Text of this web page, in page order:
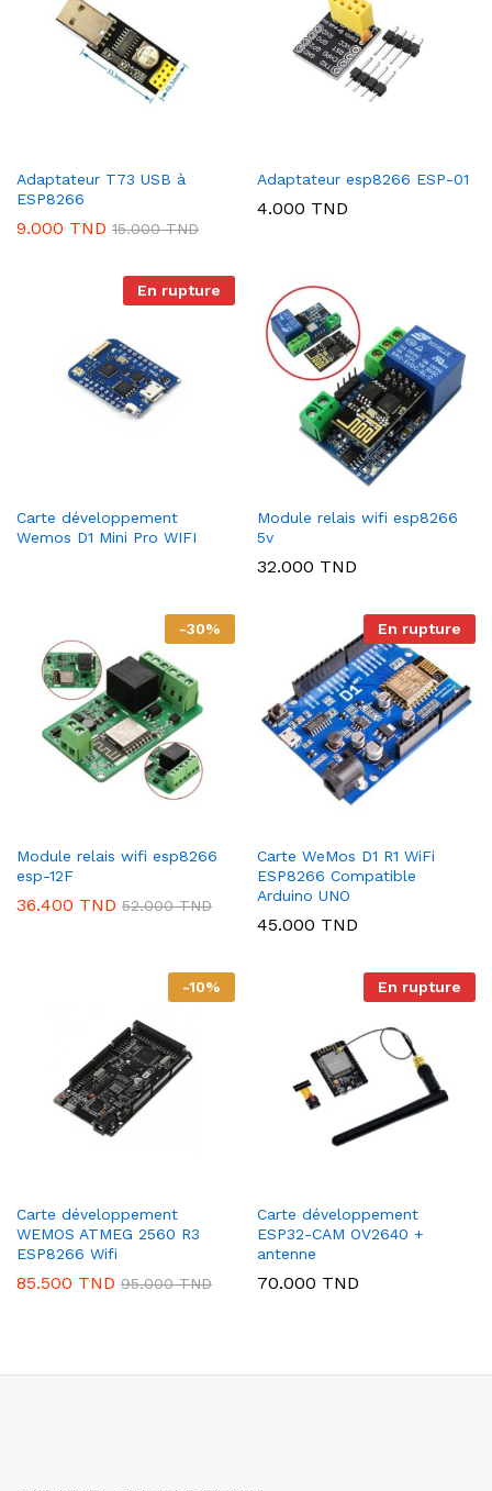
Adaptateur T73 USB à
ESP8266
9.000 TND 15.000TND
Adaptateur esp8266 ESP-01
4.000 TND
En rupture
Carte développement
Wemos D1 Mini Pro WIFI
Module relais wifi esp8266
5v
32.000 TND
-30%
Module relais wifi esp8266
esp-12F
36.400 TND 52.000TND
En rupture
Carte WeMos D1 R1 WiFi
ESP8266 Compatible
Arduino UNO
45.000 TND
-10%
Carte développement
WEMOS ATMEG 2560 R3
ESP8266 Wifi
85.500 TND 95.000TND
En rupture
Carte développement
ESP32-CAM OV2640 +
antenne
70.000 TND